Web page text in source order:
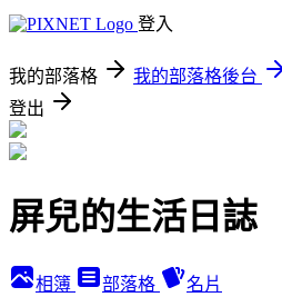
登入
我的部落格 我的部落格後台
登出
屏兒的生活日誌
相簿 部落格 名片